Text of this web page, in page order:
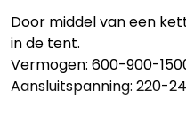
Door middel van een
in de tent.
Vermogen: 600-900-
Aansluitspanning: 220-